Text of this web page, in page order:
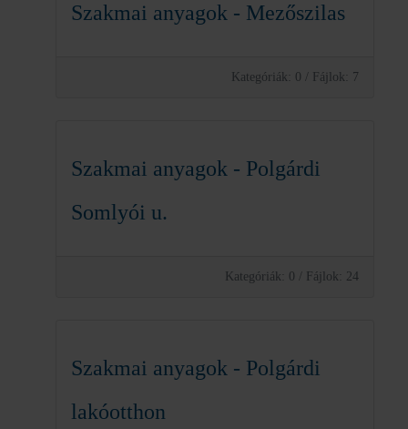
Szakmai anyagok - Mezőszilas
Kategóriák: 0 / Fájlok: 7
Szakmai anyagok - Polgárdi
Somlyói u.
Kategóriák: 0 / Fájlok: 24
Szakmai anyagok - Polgárdi
lakóotthon